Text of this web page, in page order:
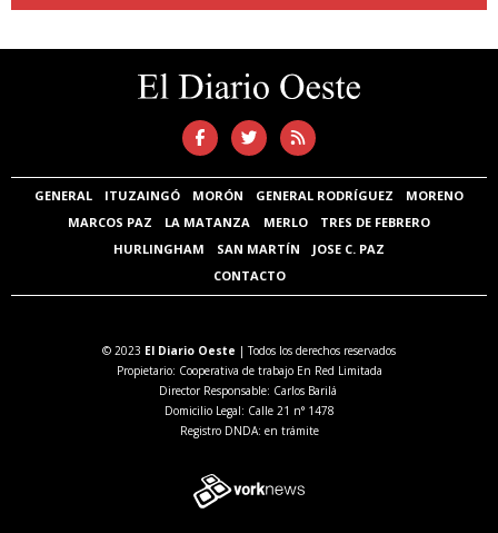
GENERAL ITUZAINGÓ MORÓN GENERAL RODRÍGUEZ
MORENO
MARCOS PAZ
LA MATANZA MERLO
TRES DE FEBRERO
HURLINGHAM
SAN MARTÍN
JOSE C. PAZ
CONTACTO
© 2023 El Diario Oeste | Todos los derechos reservados
Propietario: Cooperativa de trabajo En Red Limitada
Director Responsable: Carlos Barilá
Domicilio Legal: Calle 21 n° 1478
Registro DNDA: en trámite